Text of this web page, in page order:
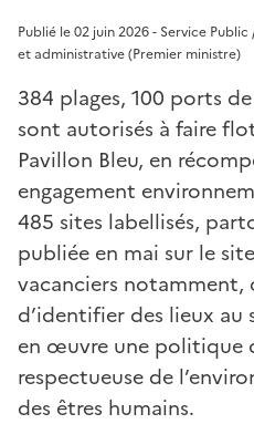
Publié le 02 juin 2026 - Service
et administrative (Premier ministre)
384 plages, 100 ports
sont autorisés à faire
Pavillon Bleu, en
engagement
485 sites labellisés,
publiée en mai sur le
vacanciers notamment,
d’identifier des lieux au
en œuvre une politique
respectueuse de
des êtres humains.